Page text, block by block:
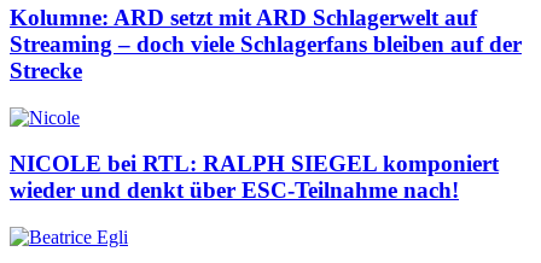
Kolumne: ARD setzt mit ARD Schlagerwelt auf
Streaming – doch viele Schlagerfans bleiben auf der
Strecke
NICOLE bei RTL: RALPH SIEGEL komponiert
wieder und denkt über ESC-Teilnahme nach!